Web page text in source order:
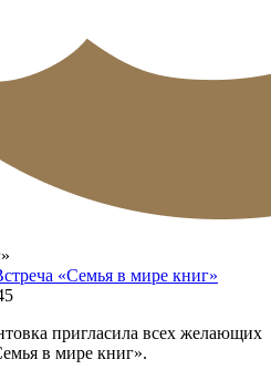
«Семья в мире книг»
пригласила всех желающих
в мире книг».